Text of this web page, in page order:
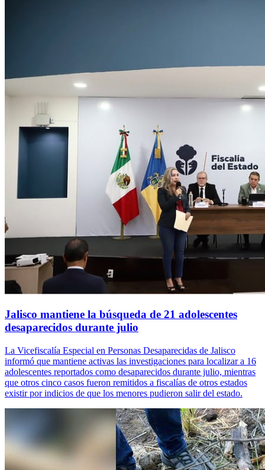
Jalisco mantiene la búsqueda de 21 adolescentes
desaparecidos durante julio
La Vicefiscalía Especial en Personas Desaparecidas de Jalisco
informó que mantiene activas las investigaciones para localizar a 16
adolescentes reportados como desaparecidos durante julio, mientras
que otros cinco casos fueron remitidos a fiscalías de otros estados
existir por indicios de que los menores pudieron salir del estado.